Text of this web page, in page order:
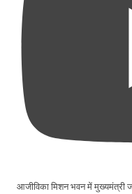
आजीविका मिशन भवन में मुख्यमंत्री